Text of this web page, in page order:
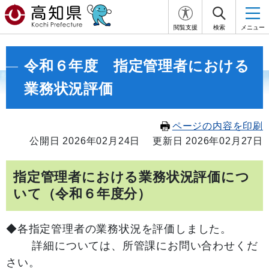
閲覧支援 検索 メニュー
令和６年度 指定管理者における
業務状況評価
ページの内容を印刷
公開日 2026年02月24日
更新日 2026年02月27日
指定管理者における業務状況評価につ
いて（令和６年度分）
◆各指定管理者の業務状況を評価しました。
詳細については、所管課にお問い合わせくだ
さい。